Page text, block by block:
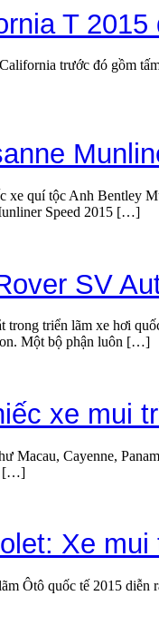
T
trước đó gồm
quí tộc Anh Bentley
Speed 2015 […]
SV
triển lãm xe hơi
Một bộ phận luôn […]
xe mui
Macau, Cayenne,
[…]
Xe
Ôtô quốc tế 2015